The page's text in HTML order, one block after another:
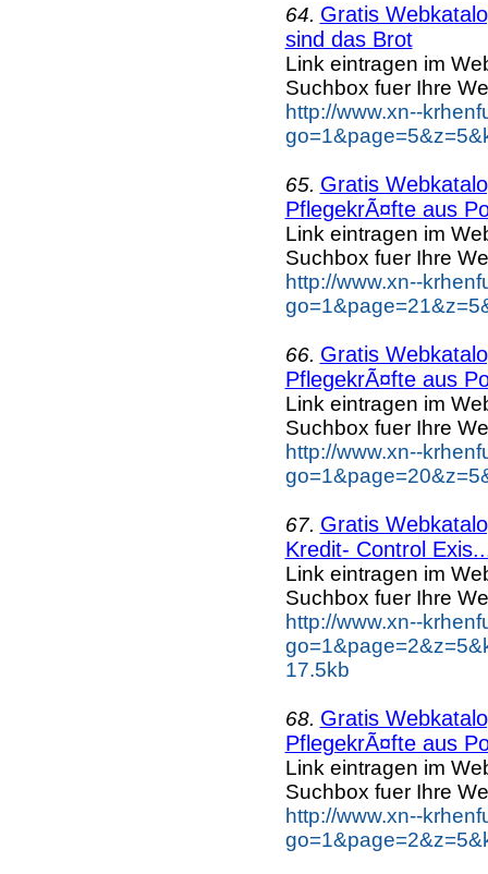
64. Gratis
sind das Brot
Link eintragen im
Suchbox fuer Ihre
http://www.xn--
65. Gratis
PflegekrÃ¤fte aus
Link eintragen im
Suchbox fuer Ihre
http://www.xn--
66. Gratis
PflegekrÃ¤fte aus
Link eintragen im
Suchbox fuer Ihre
http://www.xn--
67. Gratis
Kredit- Control
Link eintragen im
Suchbox fuer Ihre
http://www.xn--
17.5kb
68. Gratis
PflegekrÃ¤fte aus
Link eintragen im
Suchbox fuer Ihre
http://www.xn--